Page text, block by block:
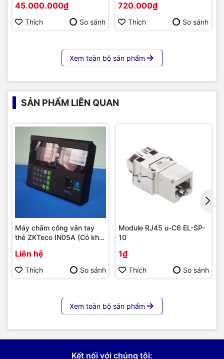
86 | Cấu hình cao cấp |
Hàng chính hãng
45.000.000₫
Thích So sánh
720.000₫
Thích So sánh
Xem toàn bộ sản phẩm
SẢN PHẨM LIÊN QUAN
Máy chấm công vân tay
thẻ ZKTeco IN05A (Có khả
Hàng chính hãng
Liên hệ
Thích So sánh
Module RJ45 u-C6 EL-SP-
10
1₫
Thích So sánh
Xem toàn bộ sản phẩm
Kết nối với chúng tôi: